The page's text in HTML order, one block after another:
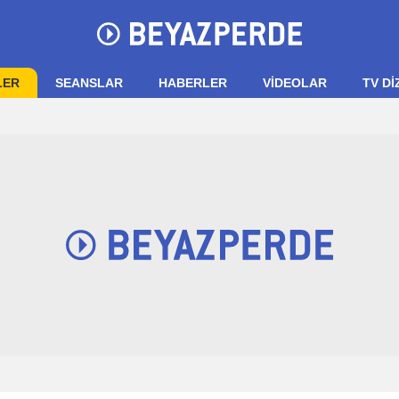
SEANSLAR HABERLER VIDEOLAR TV